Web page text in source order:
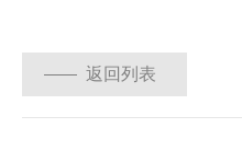
返回列表